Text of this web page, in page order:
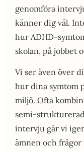
genomföra
känner dig väl.
hur ADHD-
skolan, på jobbet
Vi ser även över
hur dina symtom
miljö. Ofta
semi-
intervju går vi
ämnen och